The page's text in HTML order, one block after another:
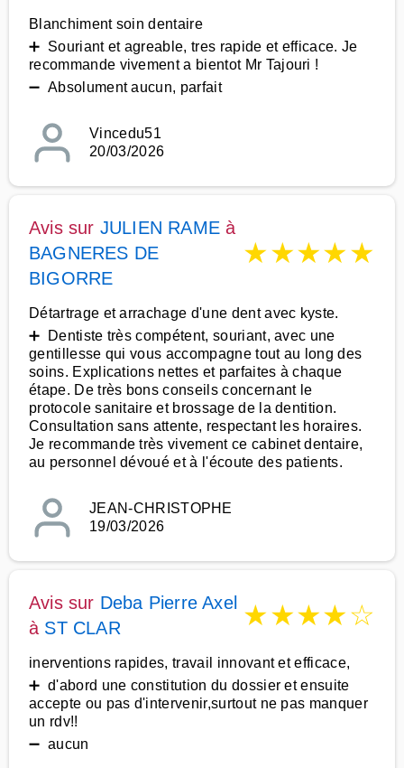
Blanchiment soin dentaire
➕ Souriant et agreable, tres rapide et efficace. Je
recommande vivement a bientot Mr Tajouri !
➖ Absolument aucun, parfait
Vincedu51
20/03/2026
Avis sur JULIEN RAME à
BAGNERES DE
BIGORRE
★★★★★
Détartrage et arrachage d'une dent avec kyste.
➕ Dentiste très compétent, souriant, avec une
gentillesse qui vous accompagne tout au long des
soins. Explications nettes et parfaites à chaque
étape. De très bons conseils concernant le
protocole sanitaire et brossage de la dentition.
Consultation sans attente, respectant les horaires.
Je recommande très vivement ce cabinet dentaire,
au personnel dévoué et à l'écoute des patients.
JEAN-CHRISTOPHE
19/03/2026
Avis sur Deba Pierre Axel
à ST CLAR ★★★★☆
inerventions rapides, travail innovant et efficace,
➕ d'abord une constitution du dossier et ensuite
accepte ou pas d'intervenir,surtout ne pas manquer
un rdv!!
➖ aucun